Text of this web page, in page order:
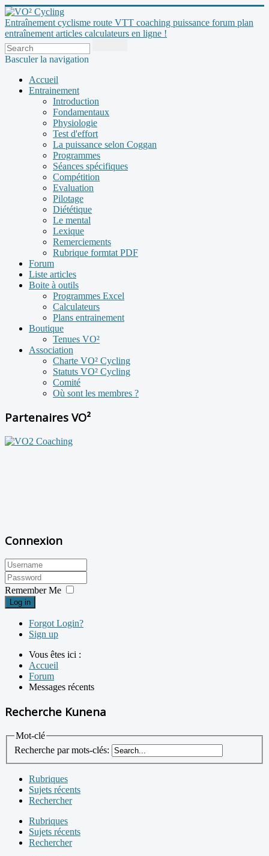
Entraînement cyclisme route VTT coaching puissance forum plan
entraînement articles calculateurs en ligne !
Basculer la navigation
Accueil
Entrainement
Introduction
Fondamentaux
Physiologie
Test d'effort
La puissance selon Coggan
Programmes
Séances spécifiques
Compétition
Evaluation
Pilotage
Diététique
Le mental
Lexique
Remerciements
Rubrique formtat PDF
Forum
Liste articles
Boite à outils
Programmes Excel
Calculateurs
Plans entrainement
Boutique
Tenues VO²
Association
Charte VO² Cycling
Statuts VO² Cycling
Comité
Où sont les membres ?
Partenaires VO²
Connexion
Remember Me
Log in
Forgot Login?
Sign up
Vous êtes ici :
Accueil
Forum
Messages récents
Recherche Kunena
Mot-clé
Recherche par mots-clés:
Rubriques
Sujets récents
Rechercher
Rubriques
Sujets récents
Rechercher